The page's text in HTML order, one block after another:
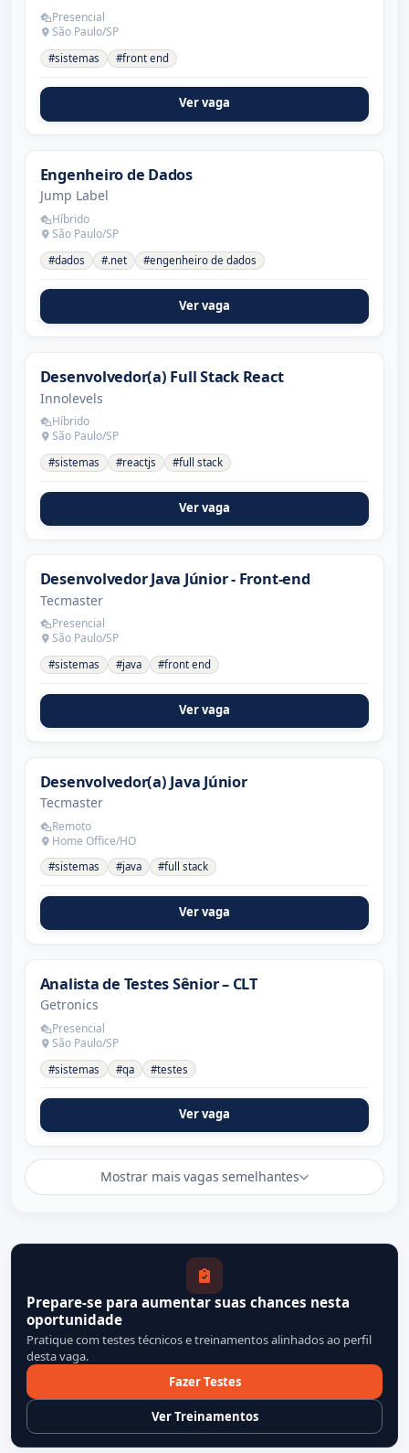
Presencial
São Paulo/SP
#sistemas #front end
Ver vaga
Engenheiro de Dados
Jump Label
Híbrido
São Paulo/SP
#dados #.net #engenheiro de dados
Ver vaga
Desenvolvedor(a) Full Stack React
Innolevels
Híbrido
São Paulo/SP
#sistemas #reactjs #full stack
Ver vaga
Desenvolvedor Java Júnior - Front-end
Tecmaster
Presencial
São Paulo/SP
#sistemas #java #front end
Ver vaga
Desenvolvedor(a) Java Júnior
Tecmaster
Remoto
Home Office/HO
#sistemas #java #full stack
Ver vaga
Analista de Testes Sênior – CLT
Getronics
Presencial
São Paulo/SP
#sistemas #qa #testes
Ver vaga
Mostrar mais vagas semelhantes
Prepare-se para aumentar suas chances nesta
oportunidade
Pratique com testes técnicos e treinamentos alinhados ao perfil
desta vaga.
Fazer Testes
Ver Treinamentos